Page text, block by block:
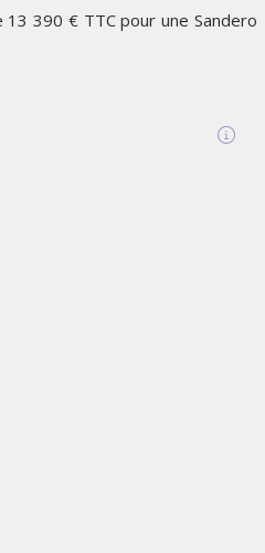
390 € TTC pour une Sandero
5 AOÛT 2026